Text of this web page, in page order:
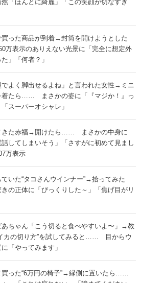
然「ほんとに綺麗」「この笑顔が切なすぎ
買った商品が到着→封筒を開けようとした
表示のありえない光景に「完全に想定外
」「何者？」
でよく脚出せるよね」と言われた女性→ミニ
着たら…… まさかの姿に「『マジか！』っ
スーパーオシャレ」
きた赤福→開けたら…… まさかの中身に
話してしまいそう」「さすがに初めて見まし
万表示
いた“タコさんウインナー”→拾ってみた
正体に「びっくりした～」「焦げ目がリ
あちゃん「こう切ると食べやすいよ〜」→教
カの切り方”を試してみると…… 目からウ
「やってみます」
買った“6万円の椅子”→縁側に置いたら……